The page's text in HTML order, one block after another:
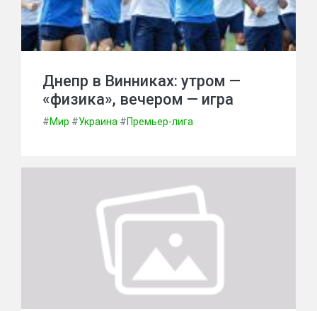
Днепр в Винниках: утром —
«физика», вечером — игра
#Мир #Украина #Премьер-лига